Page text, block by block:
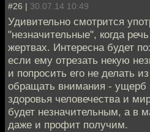
#26 | 30.07.14 10:49
Удивительно смотрится
"незначительные", когда
жертвах. Интересна будет
если ему отрезать некую
и попросить его не делать
обращать внимания - ущерб
здоровья человечества и
будет незначительным, а в
даже и профит получим.